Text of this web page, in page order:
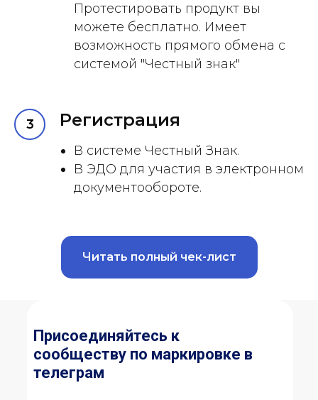
Протестировать продукт вы
можете бесплатно. Имеет
возможность прямого обмена с
системой "Честный знак"
Регистрация
В системе Честный Знак.
В ЭДО для участия в электронном
документообороте.
Читать полный чек-лист
Присоединяйтесь к
сообществу по маркировке в
телеграм